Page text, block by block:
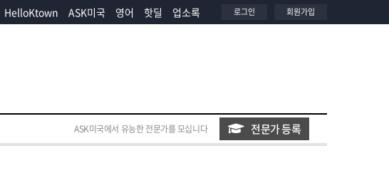
HelloKtown ASK미국 영어 핫딜 업소록 로그인 회원가입
ASK미국에서 유능한 전문가를 모십니다 전문가 등록